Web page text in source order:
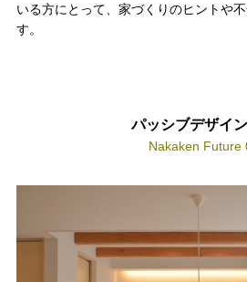
いる方にとって、家づくりのヒントや
す。
パッシブデザイ
Nakaken Future